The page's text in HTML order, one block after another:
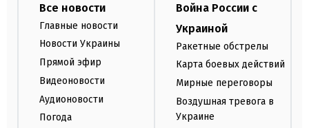
Все новости
Главные новости
Новости Украины
Прямой эфир
Видеоновости
Аудионовости
Погода
Война России с
Украиной
Ракетные обстрелы
Карта боевых действий
Мирные переговоры
Воздушная тревога в
Украине